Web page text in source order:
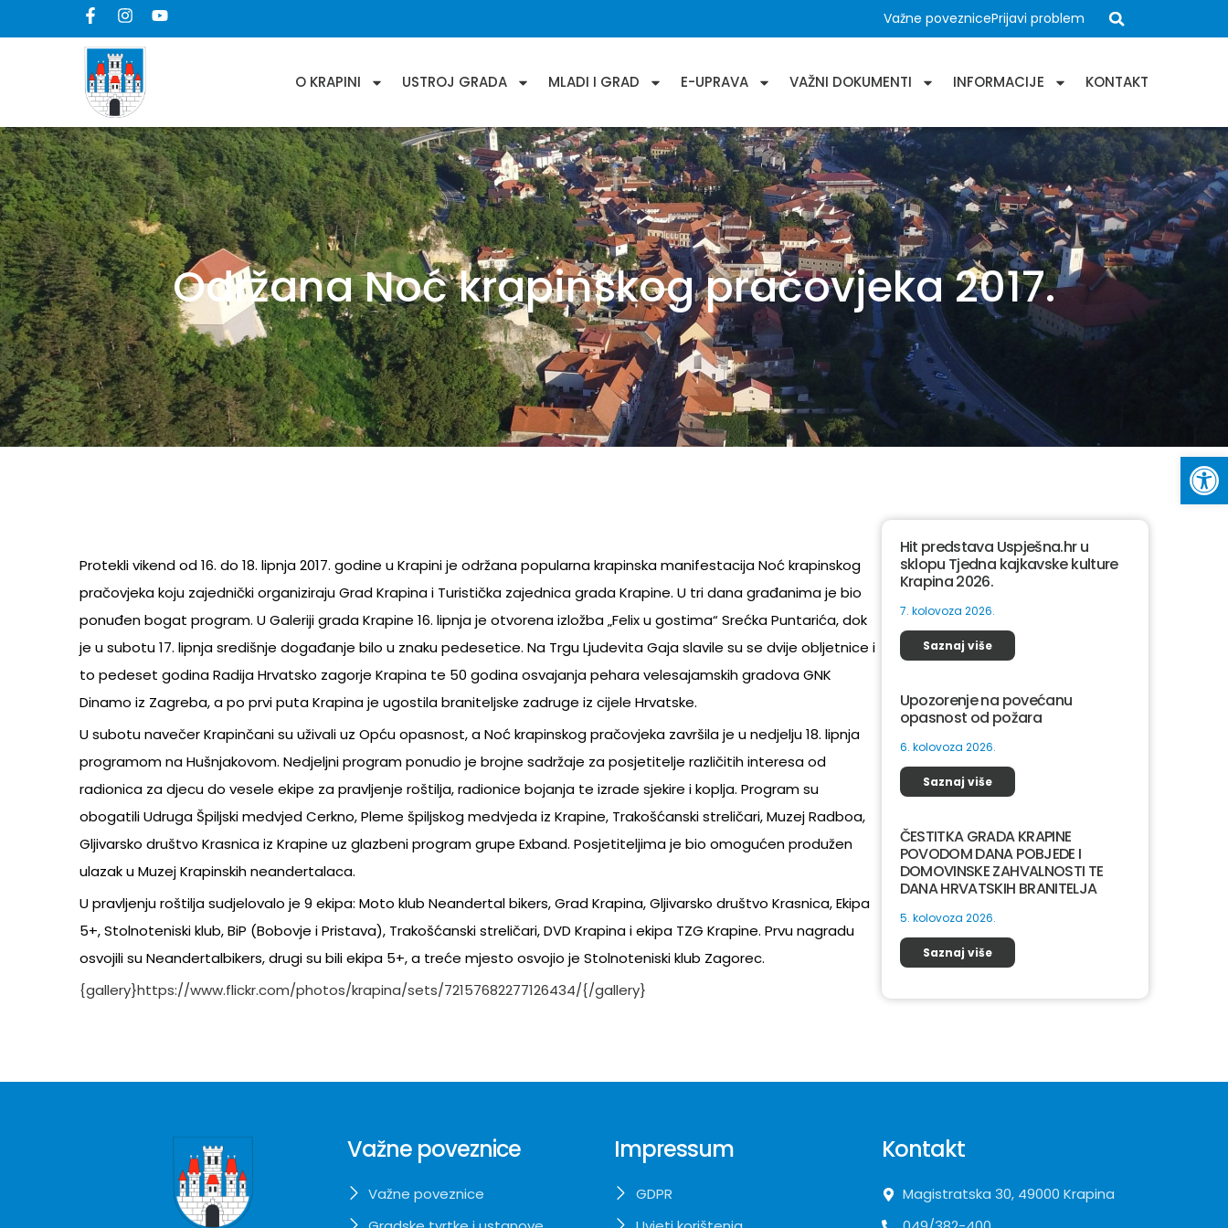
Važne poveznicePrijavi problem
O KRAPINI USTROJ GRADA MLADI I GRAD E-UPRAVA VAŽNI DOKUMENTI INFORMACIJE KONTAKT
Održana Noć krapinskog pračovjeka 2017.
Protekli vikend od 16. do 18. lipnja 2017. godine u Krapini je održana popularna krapinska manifestacija Noć krapinskog
pračovjeka koju zajednički organiziraju Grad Krapina i Turistička zajednica grada Krapine. U tri dana građanima je bio
ponuđen bogat program. U Galeriji grada Krapine 16. lipnja je otvorena izložba „Felix u gostima“ Srećka Puntarića, dok
je u subotu 17. lipnja središnje događanje bilo u znaku pedesetice. Na Trgu Ljudevita Gaja slavile su se dvije obljetnice i
to pedeset godina Radija Hrvatsko zagorje Krapina te 50 godina osvajanja pehara velesajamskih gradova GNK
Dinamo iz Zagreba, a po prvi puta Krapina je ugostila braniteljske zadruge iz cijele Hrvatske.
U subotu navečer Krapinčani su uživali uz Opću opasnost, a Noć krapinskog pračovjeka završila je u nedjelju 18. lipnja
programom na Hušnjakovom. Nedjeljni program ponudio je brojne sadržaje za posjetitelje različitih interesa od
radionica za djecu do vesele ekipe za pravljenje roštilja, radionice bojanja te izrade sjekire i koplja. Program su
obogatili Udruga Špiljski medvjed Cerkno, Pleme špiljskog medvjeda iz Krapine, Trakošćanski streličari, Muzej Radboa,
Gljivarsko društvo Krasnica iz Krapine uz glazbeni program grupe Exband. Posjetiteljima je bio omogućen produžen
ulazak u Muzej Krapinskih neandertalaca.
U pravljenju roštilja sudjelovalo je 9 ekipa: Moto klub Neandertal bikers, Grad Krapina, Gljivarsko društvo Krasnica, Ekipa
5+, Stolnoteniski klub, BiP (Bobovje i Pristava), Trakošćanski streličari, DVD Krapina i ekipa TZG Krapine. Prvu nagradu
osvojili su Neandertalbikers, drugi su bili ekipa 5+, a treće mjesto osvojio je Stolnoteniski klub Zagorec.
{gallery}https://www.flickr.com/photos/krapina/sets/72157682277126434/{/gallery}
Hit predstava Uspješna.hr u
sklopu Tjedna kajkavske kulture
Krapina 2026.
7. kolovoza 2026.
Saznaj više
Upozorenje na povećanu
opasnost od požara
6. kolovoza 2026.
Saznaj više
ČESTITKA GRADA KRAPINE
POVODOM DANA POBJEDE I
DOMOVINSKE ZAHVALNOSTI TE
DANA HRVATSKIH BRANITELJA
5. kolovoza 2026.
Saznaj više
Važne poveznice
Važne poveznice
Impressum
GDPR
Kontakt
Magistratska 30, 49000 Krapina